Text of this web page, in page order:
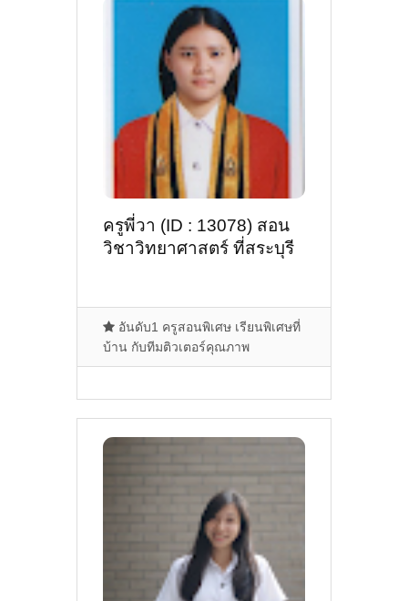
ครูพี่วา (ID : 13078) สอน
วิชาวิทยาศาสตร์ ที่สระบุรี
อันดับ1 ครูสอนพิเศษ เรียนพิเศษที่
บ้าน กับทีมติวเตอร์คุณภาพ